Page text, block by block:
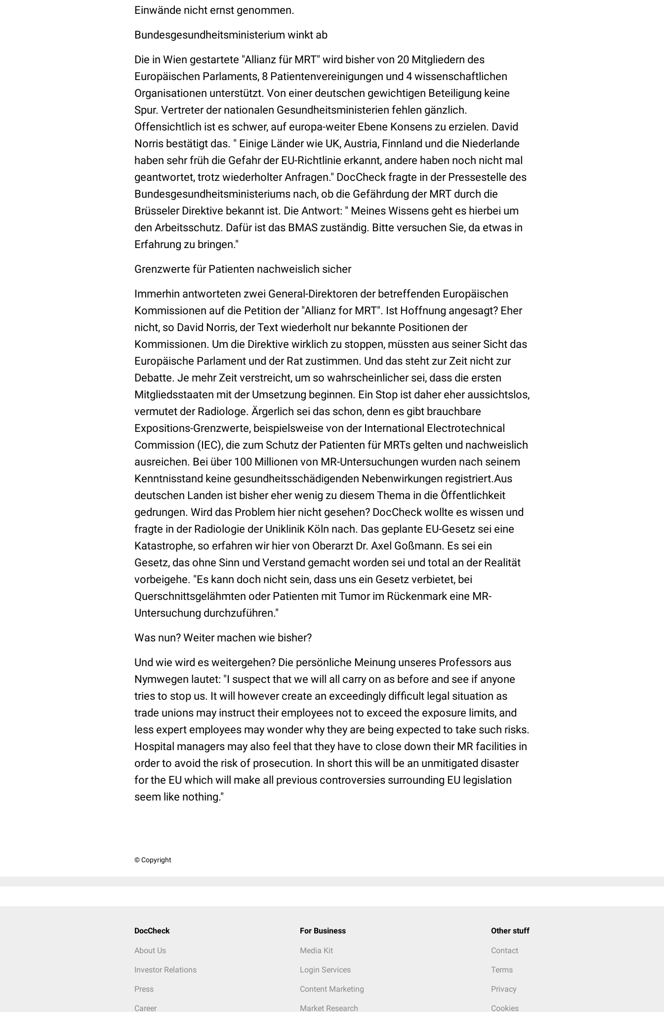
Einwände nicht ernst genommen.
Bundesgesundheitsministerium winkt ab
Die in Wien gestartete "Allianz für MRT" wird bisher von 20 Mitgliedern des
Europäischen Parlaments, 8 Patientenvereinigungen und 4 wissenschaftlichen
Organisationen unterstützt. Von einer deutschen gewichtigen Beteiligung keine
Spur. Vertreter der nationalen Gesundheitsministerien fehlen gänzlich.
Offensichtlich ist es schwer, auf europa-weiter Ebene Konsens zu erzielen. David
Norris bestätigt das. " Einige Länder wie UK, Austria, Finnland und die Niederlande
haben sehr früh die Gefahr der EU-Richtlinie erkannt, andere haben noch nicht mal
geantwortet, trotz wiederholter Anfragen." DocCheck fragte in der Pressestelle des
Bundesgesundheitsministeriums nach, ob die Gefährdung der MRT durch die
Brüsseler Direktive bekannt ist. Die Antwort: " Meines Wissens geht es hierbei um
den Arbeitsschutz. Dafür ist das BMAS zuständig. Bitte versuchen Sie, da etwas in
Erfahrung zu bringen."
Grenzwerte für Patienten nachweislich sicher
Immerhin antworteten zwei General-Direktoren der betreffenden Europäischen
Kommissionen auf die Petition der "Allianz for MRT". Ist Hoffnung angesagt? Eher
nicht, so David Norris, der Text wiederholt nur bekannte Positionen der
Kommissionen. Um die Direktive wirklich zu stoppen, müssten aus seiner Sicht das
Europäische Parlament und der Rat zustimmen. Und das steht zur Zeit nicht zur
Debatte. Je mehr Zeit verstreicht, um so wahrscheinlicher sei, dass die ersten
Mitgliedsstaaten mit der Umsetzung beginnen. Ein Stop ist daher eher aussichtslos,
vermutet der Radiologe. Ärgerlich sei das schon, denn es gibt brauchbare
Expositions-Grenzwerte, beispielsweise von der International Electrotechnical
Commission (IEC), die zum Schutz der Patienten für MRTs gelten und nachweislich
ausreichen. Bei über 100 Millionen von MR-Untersuchungen wurden nach seinem
Kenntnisstand keine gesundheitsschädigenden Nebenwirkungen registriert.Aus
deutschen Landen ist bisher eher wenig zu diesem Thema in die Öffentlichkeit
gedrungen. Wird das Problem hier nicht gesehen? DocCheck wollte es wissen und
fragte in der Radiologie der Uniklinik Köln nach. Das geplante EU-Gesetz sei eine
Katastrophe, so erfahren wir hier von Oberarzt Dr. Axel Goßmann. Es sei ein
Gesetz, das ohne Sinn und Verstand gemacht worden sei und total an der Realität
vorbeigehe. "Es kann doch nicht sein, dass uns ein Gesetz verbietet, bei
Querschnittsgelähmten oder Patienten mit Tumor im Rückenmark eine MR-
Untersuchung durchzuführen."
Was nun? Weiter machen wie bisher?
Und wie wird es weitergehen? Die persönliche Meinung unseres Professors aus
Nymwegen lautet: "I suspect that we will all carry on as before and see if anyone
tries to stop us. It will however create an exceedingly difficult legal situation as
trade unions may instruct their employees not to exceed the exposure limits, and
less expert employees may wonder why they are being expected to take such risks.
Hospital managers may also feel that they have to close down their MR facilities in
order to avoid the risk of prosecution. In short this will be an unmitigated disaster
for the EU which will make all previous controversies surrounding EU legislation
seem like nothing."
© Copyright
DocCheck
About Us
Investor Relations
Press
Career
For Business
Media Kit
Login Services
Content Marketing
Market Research
Other stuff
Contact
Terms
Privacy
Cookies